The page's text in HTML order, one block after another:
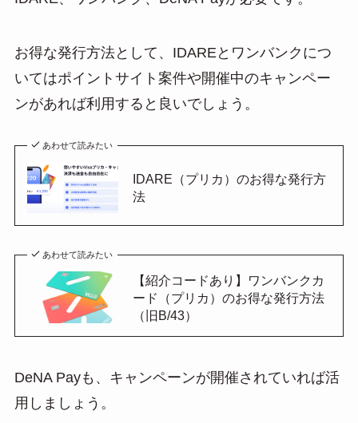
お得な発行方法として、IDAREとワンバンクにつ
いてはポイントサイト案件や開催中のキャンペー
ンがあれば利用すると良いでしょう。
あわせて読みたい
IDARE（プリカ）のお得な発行方
法
あわせて読みたい
【紹介コードあり】ワンバンクカ
ード（プリカ）のお得な発行方法
（旧B/43）
DeNA Payも、キャンペーンが開催されていれば活
用しましょう。